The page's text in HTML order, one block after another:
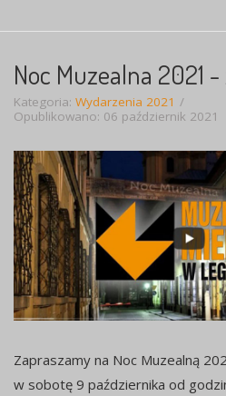
Noc Muzealna 2021
Kategoria: Wydarzenia 2021
Opublikowano: 06 październik 2021
Zapraszamy na Noc Muzealną
w sobotę 9 października od